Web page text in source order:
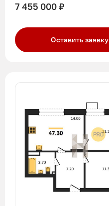
7 455 000 ₽
Оставить заявку